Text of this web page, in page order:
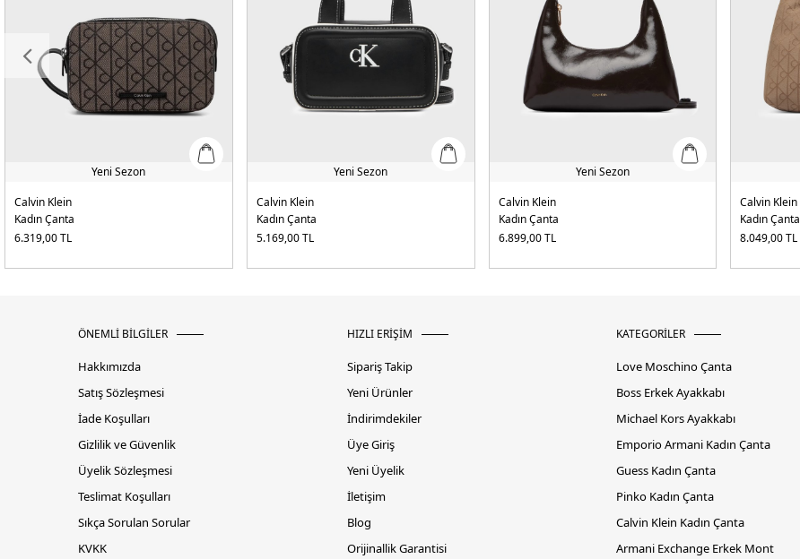
Yeni Sezon
Calvin Klein
Kadın Çanta
6.319,00TL
Yeni Sezon
Calvin Klein
Kadın Çanta
5.169,00TL
Yeni Sezon
Calvin Klein
Kadın Çanta
6.899,00TL
Calvin Klein
Kadın Çanta
8.049,00TL
ÖNEMLİ BİLGİLER
Hakkımızda
Satış Sözleşmesi
İade Koşulları
Gizlilik ve Güvenlik
Üyelik Sözleşmesi
Teslimat Koşulları
Sıkça Sorulan Sorular
KVKK
HIZLI ERİŞİM
Sipariş Takip
Yeni Ürünler
İndirimdekiler
Üye Giriş
Yeni Üyelik
İletişim
Blog
Orijinallik Garantisi
KATEGORİLER
Love Moschino Çanta
Boss Erkek Ayakkabı
Michael Kors Ayakkabı
Emporio Armani Kadın Çanta
Guess Kadın Çanta
Pinko Kadın Çanta
Calvin Klein Kadın Çanta
Armani Exchange Erkek Mont